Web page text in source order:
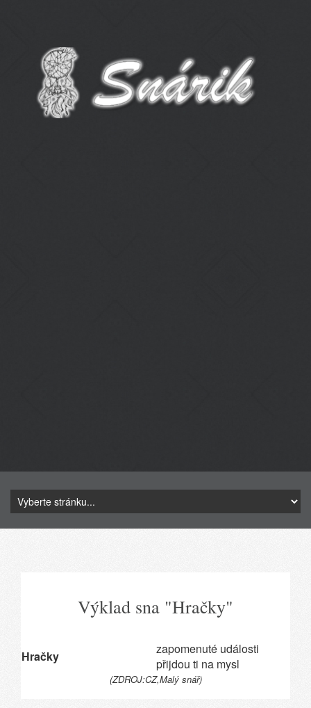
Výklad sna "Hračky"
Hračky
zapomenuté události
přijdou ti na mysl
(ZDROJ:CZ,Malý snář)